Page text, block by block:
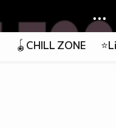
🪀CHILL ZONE